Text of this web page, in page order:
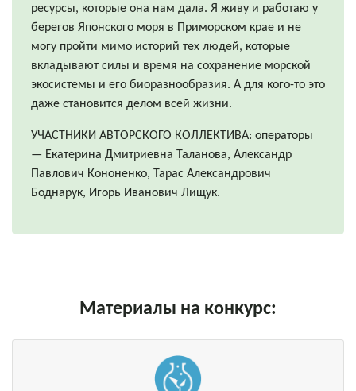
ресурсы, которые она нам дала. Я живу и работаю у
берегов Японского моря в Приморском крае и не
могу пройти мимо историй тех людей, которые
вкладывают силы и время на сохранение морской
экосистемы и его биоразнообразия. А для кого-то это
даже становится делом всей жизни.
УЧАСТНИКИ АВТОРСКОГО КОЛЛЕКТИВА: операторы
— Екатерина Дмитриевна Таланова, Александр
Павлович Кононенко, Тарас Александрович
Боднарук, Игорь Иванович Лищук.
Материалы на конкурс: